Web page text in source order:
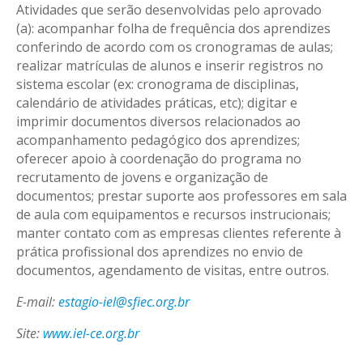
Atividades que serão desenvolvidas pelo aprovado
(a): acompanhar folha de frequência dos aprendizes
conferindo de acordo com os cronogramas de aulas;
realizar matrículas de alunos e inserir registros no
sistema escolar (ex: cronograma de disciplinas,
calendário de atividades práticas, etc); digitar e
imprimir documentos diversos relacionados ao
acompanhamento pedagógico dos aprendizes;
oferecer apoio à coordenação do programa no
recrutamento de jovens e organização de
documentos; prestar suporte aos professores em sala
de aula com equipamentos e recursos instrucionais;
manter contato com as empresas clientes referente à
prática profissional dos aprendizes no envio de
documentos, agendamento de visitas, entre outros.
E-mail:estagio-iel@sfiec.org.br
Site: www.iel-ce.org.br